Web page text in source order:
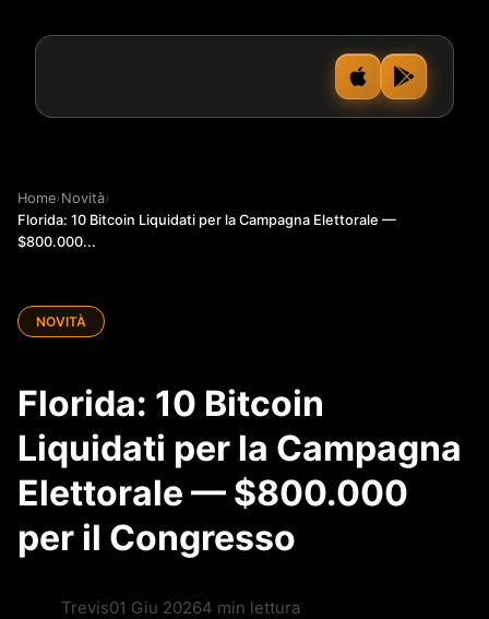
Home›Novità›
Florida: 10 Bitcoin Liquidati per la Campagna Elettorale —
$800.000...
NOVITÀ
Florida: 10 Bitcoin
Liquidati per la Campagna
Elettorale — $800.000
per il Congresso
Trevis01 Giu 20264 min lettura